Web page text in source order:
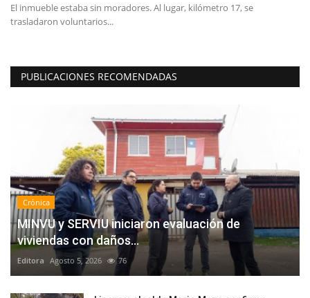
El inmueble estaba sin moradores. Al lugar, kilómetro 17, se
trasladaron voluntarios...
PUBLICACIONES RECOMENDADAS
Crónica
MINVU y SERVIU iniciaron evaluación de
viviendas con daños...
Editora Agosto 5, 2026 76